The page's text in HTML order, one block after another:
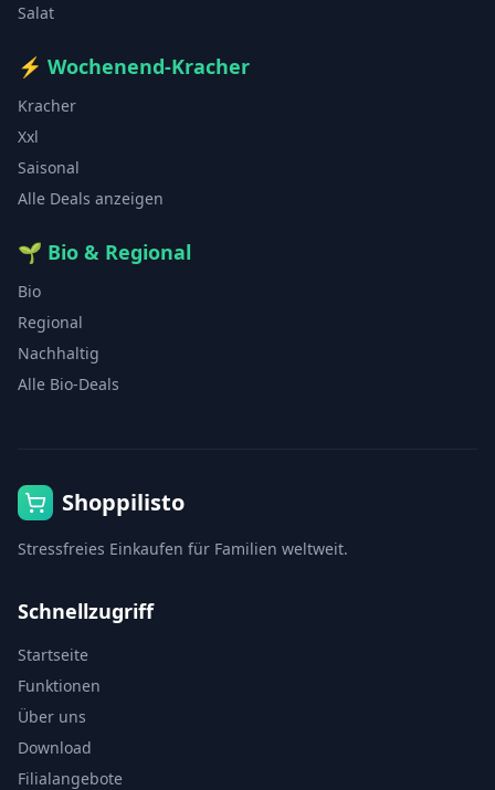
Salat
⚡ Wochenend-Kracher
Kracher
Xxl
Saisonal
Alle Deals anzeigen
🌱 Bio & Regional
Bio
Regional
Nachhaltig
Alle Bio-Deals
Shoppilisto
Stressfreies Einkaufen für Familien weltweit.
Schnellzugriff
Startseite
Funktionen
Über uns
Download
Filialangebote